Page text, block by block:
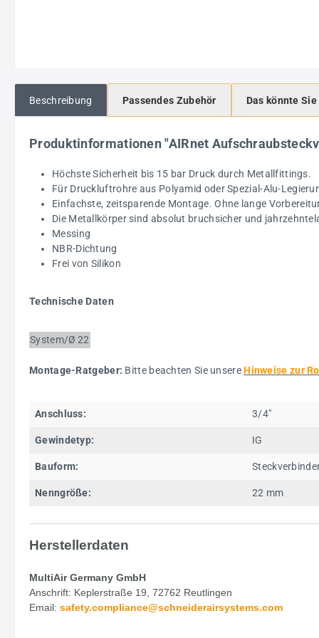
Beschreibung Passendes Zubehör Das könnte
Produktinformationen "AIRnet
Höchste Sicherheit bis 15 bar Druck durch Metallfittings.
Für Druckluftrohre aus Polyamid oder Spezial-Alu-
Einfachste, zeitsparende Montage. Ohne lange
Die Metallkörper sind absolut bruchsicher und
Messing
NBR-Dichtung
Frei von Silikon
Technische Daten
System/Ø 22
Montage-Ratgeber: Bitte beachten Sie unsereHinweise zur
Anschluss: 3/4"
Gewindetyp: IG
Bauform:
Nenngröße: 22 mm
Herstellerdaten
MultiAir Germany GmbH
Anschrift: Keplerstraße 19, 72762 Reutlingen
Email: safety.compliance@schneiderairsystems.com